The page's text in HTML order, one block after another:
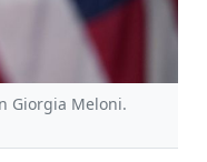
Giorgia Meloni.